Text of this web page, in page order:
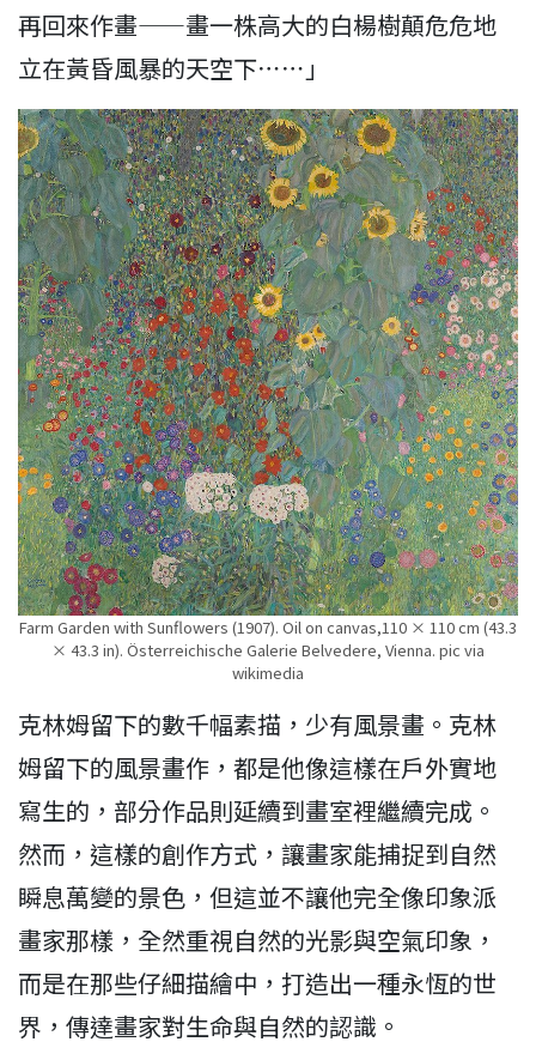
再回來作畫——畫一株高大的白楊樹顛危危地
立在黃昏風暴的天空下⋯⋯」
Farm Garden with Sunflowers (1907). Oil on canvas,110 × 110 cm (43.3
× 43.3 in). Österreichische Galerie Belvedere, Vienna. pic via
wikimedia
克林姆留下的數千幅素描，少有風景畫。克林
姆留下的風景畫作，都是他像這樣在戶外實地
寫生的，部分作品則延續到畫室裡繼續完成。
然而，這樣的創作方式，讓畫家能捕捉到自然
瞬息萬變的景色，但這並不讓他完全像印象派
畫家那樣，全然重視自然的光影與空氣印象，
而是在那些仔細描繪中，打造出一種永恆的世
界，傳達畫家對生命與自然的認識。